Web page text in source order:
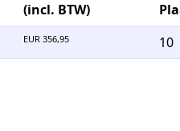
(incl. BTW)
EUR 356,95 10